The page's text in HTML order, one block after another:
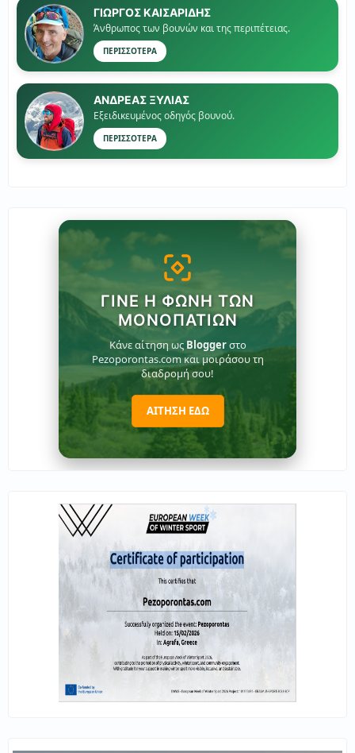
ΓΙΏΡΓΟΣ ΚΑΙΣΑΡΙΔΗΣ
Άνθρωπος των βουνών και της περιπέτειας.
ΠΕΡΙΣΣΟΤΕΡΑ
ΑΝΔΡΕΑΣ ΞΥΛΙΑΣ
Εξειδικευμένος οδηγός βουνού.
ΠΕΡΙΣΣΟΤΕΡΑ
ΓΊΝΕ Η ΦΩΝΉ ΤΩΝ
ΜΟΝΟΠΑΤΙΏΝ
Κάνε αίτηση ως Bloggerστο
Pezoporontas.com και μοιράσου τη
διαδρομή σου!
ΑΙΤΗΣΗ ΕΔΩ